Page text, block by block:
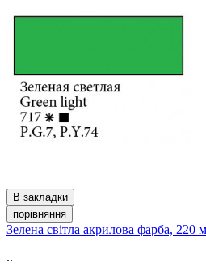
В закладки
порівняння
Зелена світла акрилова фарба, 220
..